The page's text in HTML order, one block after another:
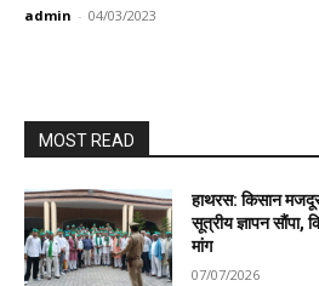
admin - 04/03/2023
MOST READ
हाथरस: किसान
सूत्रीय ज्ञापन सौंपा,
मांग
07/07/2026